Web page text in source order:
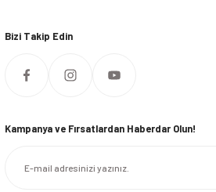
Bizi Takip Edin
Kampanya ve Fırsatlardan Haberdar Olun!